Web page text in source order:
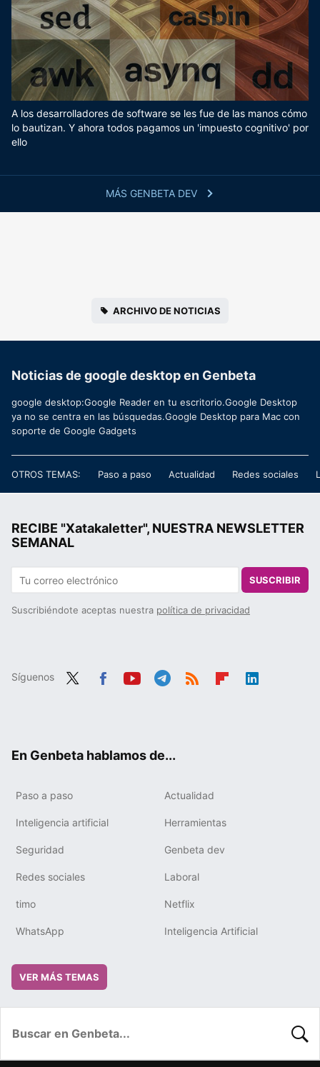
MÁS GENBETA DEV
A los desarrolladores de software se les fue de las manos cómo
lo bautizan. Y ahora todos pagamos un 'impuesto cognitivo' por
ello
ARCHIVO DE NOTICIAS
Noticias de google desktop en Genbeta
google desktop:Google Reader en tu escritorio.Google Desktop
ya no se centra en las búsquedas.Google Desktop para Mac con
soporte de Google Gadgets
OTROS TEMAS: Paso a paso Actualidad Redes sociales
RECIBE "Xatakaletter", NUESTRA NEWSLETTER
SEMANAL
SUSCRIBIR
Suscribiéndote aceptas nuestra política de privacidad
Síguenos
En Genbeta hablamos de...
Paso a paso Actualidad
Inteligencia artificial Herramientas
Seguridad Genbeta dev
Redes sociales Laboral
timo Netflix
WhatsApp Inteligencia Artificial
VER MÁS TEMAS